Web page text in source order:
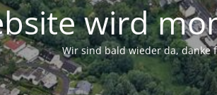
wird
Wir sind bald wieder da, danke